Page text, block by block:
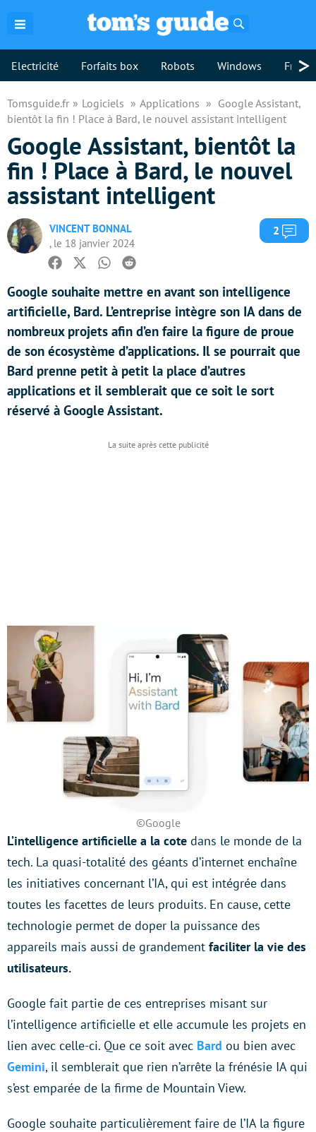
Electricité Forfaits box Robots Windows >
Tomsguide.fr Logiciels Applications
Google Assistant,
bientôt la fin ! Place à Bard, le nouvel assistant intelligent
Google Assistant, bientôt la
fin ! Place à Bard, le nouvel
assistant intelligent
VINCENT BONNAL
, le 18 janvier 2024
2
Facebook
TwitterWhatsapp
Reddit
Google souhaite mettre en avant son intelligence
artificielle, Bard. L’entreprise intègre son IA dans de
nombreux projets afin d’en faire la figure de proue
de son écosystème d’applications. Il se pourrait que
Bard prenne petit à petit la place d’autres
applications et il semblerait que ce soit le sort
réservé à Google Assistant.
©Google
L’intelligence artificielle a la cote dans le monde de la
tech. La quasi-totalité des géants d’internet enchaîne
les initiatives concernant l’IA, qui est intégrée dans
toutes les facettes de leurs produits. En cause, cette
technologie permet de doper la puissance des
appareils mais aussi de grandement faciliter la vie des
utilisateurs.
Google fait partie de ces entreprises misant sur
l’intelligence artificielle et elle accumule les projets en
lien avec celle-ci. Que ce soit avec Bard ou bien avec
Gemini, il semblerait que rien n’arrête la frénésie IA qui
s’est emparée de la firme de Mountain View.
Google souhaite particulièrement faire de l’IA la figure